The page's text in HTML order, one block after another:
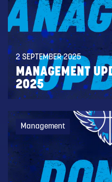
2 SEPTEMBER 2025
MANAGEMENT
2025
Management